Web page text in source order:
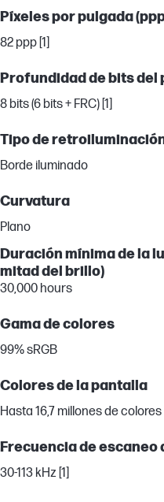
Píxeles por pulgada
82 ppp [1]
Profundidad de bits del
8 bits (6 bits + FRC) [1]
Tipo de
Borde iluminado
Curvatura
Plano
Duración mínima de la
mitad del brillo)
30,000 hours
Gama de colores
99% sRGB
Colores de la pantalla
Hasta 16,7 millones de colores
Frecuencia de escaneo
30-113 kHz [1]